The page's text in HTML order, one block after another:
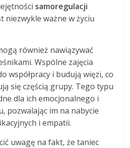
samoregulacji
niezwykle ważne w życiu
również nawiązywać
Wspólne zajęcia
współpracy i budują więzi, co
się częścią grupy. Tego typu
dla ich emocjonalnego i
pozwalając im na nabycie
i empatii.
uwagę na fakt, że taniec